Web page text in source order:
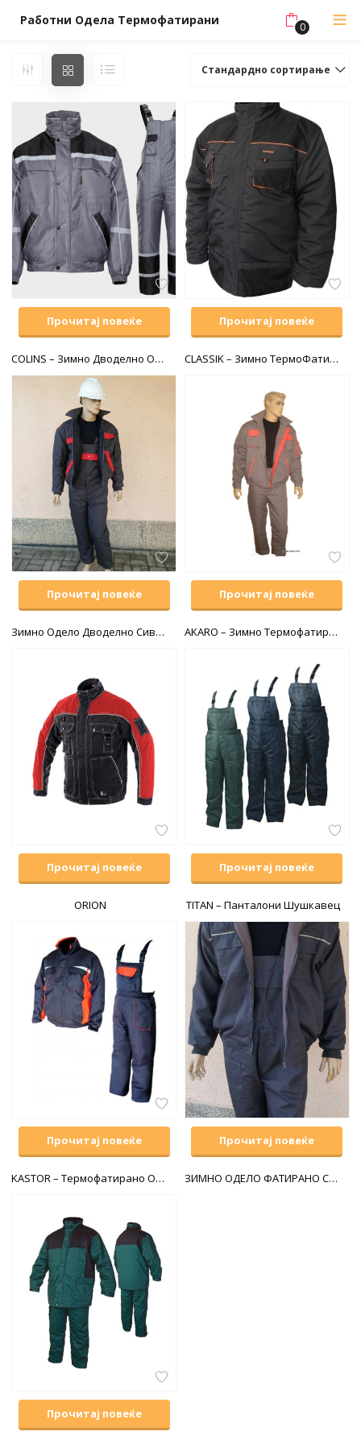
Работни Одела Термофатирани 0
Стандардно сортирање
Прочитај повеќе
COLINS – Зимно Дводелно Одело
Прочитај повеќе
CLASSIK – Зимно ТермоФатирано Одело
Прочитај повеќе
Зимно Одело Дводелно Сиво-Црвено
Прочитај повеќе
AKARO – Зимно Термофатирано Одело
Прочитај повеќе
ORION
Прочитај повеќе
TITAN – Панталони Шушкавец
Прочитај повеќе
KASTOR – Термофатирано Одело
Прочитај повеќе
ЗИМНО ОДЕЛО ФАТИРАНО СО ПОЛАР со монтажни ракави
Прочитај повеќе